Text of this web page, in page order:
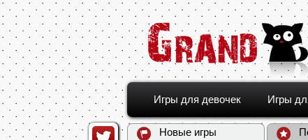
Игры для девочек Игры
Новые игры